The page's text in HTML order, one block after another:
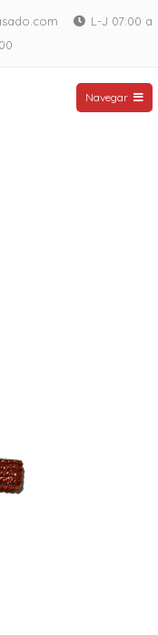
L-J 07:00 a
Casado
Navegar